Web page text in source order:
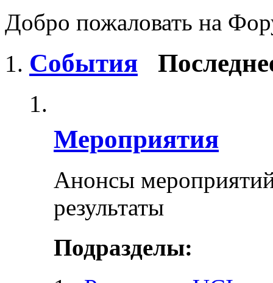
Добро пожаловать на
События
Мероприятия
Анонсы
результаты
Подразделы: